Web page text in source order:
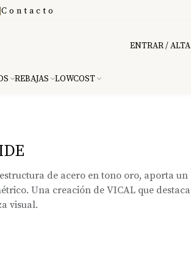
Contacto
ENTRAR / ALTA
REBAJAS LOWCOST
de acero en tono oro, aporta un
Una creación de VICAL que destaca
visual.